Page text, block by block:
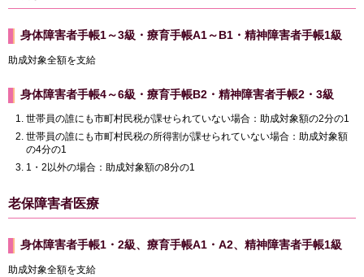
身体障害者手帳1～3級・療育手帳A1～B1・精神障害者手帳1級
助成対象全額を支給
身体障害者手帳4～6級・療育手帳B2・精神障害者手帳2・3級
世帯員の誰にも市町村民税が課せられていない場合：助成対象額の2分の1
世帯員の誰にも市町村民税の所得割が課せられていない場合：助成対象額
の4分の1
1・2以外の場合：助成対象額の8分の1
老保障害者医療
身体障害者手帳1・2級、療育手帳A1・A2、精神障害者手帳1級
助成対象全額を支給